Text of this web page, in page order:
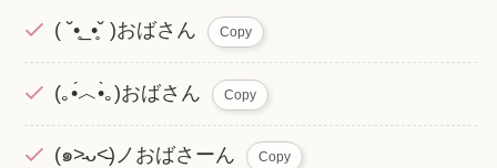
( ˘•̥_•̥˘ )おばさん Copy
(｡•́︿•̀｡)おばさん Copy
(๑˃̵ᴗ˂̵)ノおばさーん Copy